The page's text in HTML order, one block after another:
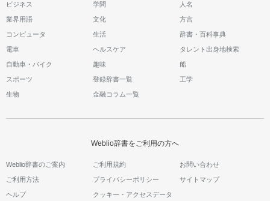
ビジネス 学問 人名
業界用語 文化 方言
コンピュータ 生活 辞書・百科事典
電車 ヘルスケア タレント出身地検索
自動車・バイク 趣味 船
スポーツ 登録辞書一覧 工学
生物 金融コラム一覧
Weblio辞書をご利用の方へ
Weblio辞書のご案内 ご利用規約 お問い合わせ
ご利用方法 プライバシーポリシー サイトマップ
ヘルプ
クッキー・アクセスデータ